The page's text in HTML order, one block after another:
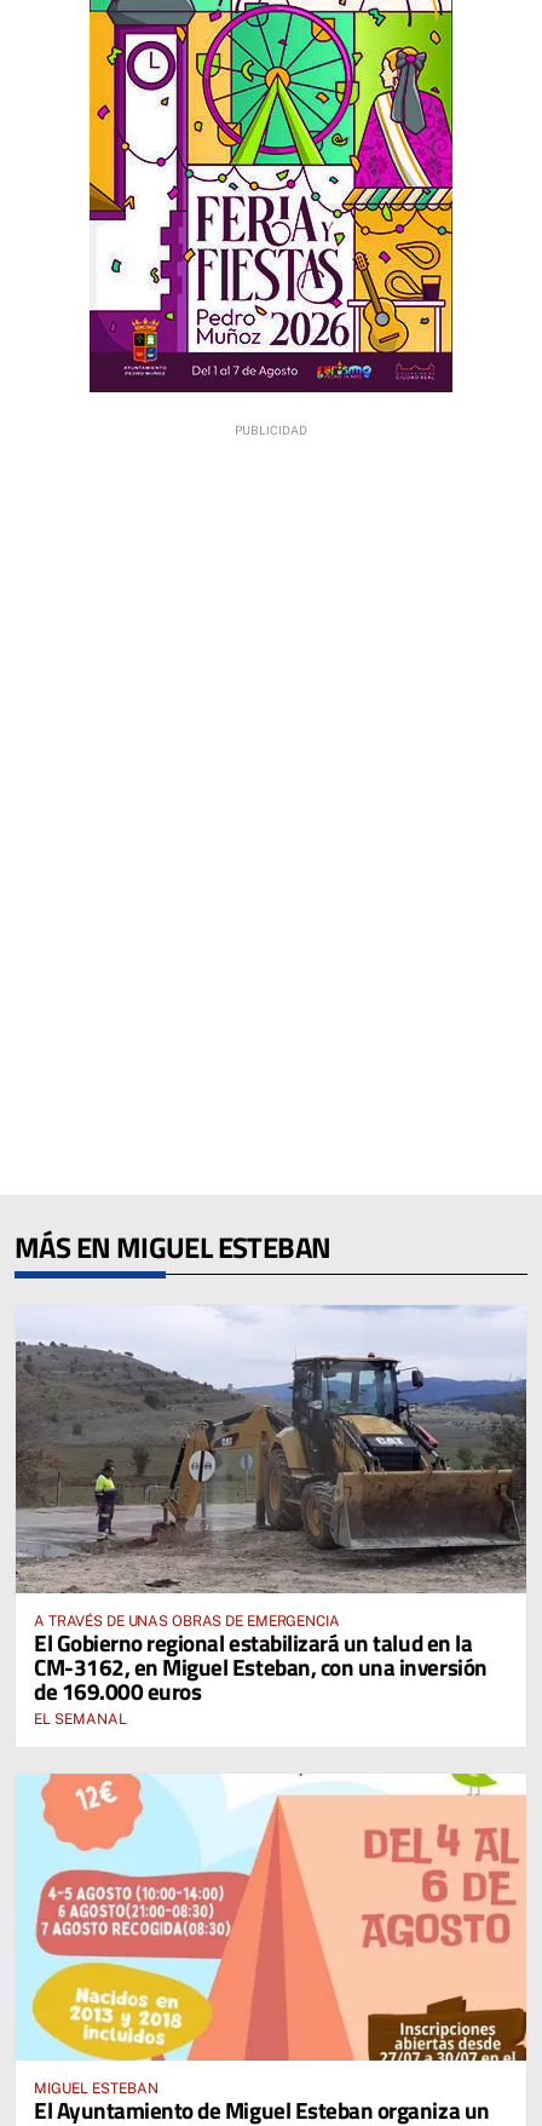
MÁS EN MIGUEL ESTEBAN
A TRAVÉS DE UNAS OBRAS DE EMERGENCIA
El Gobierno regional estabilizará un talud en la
CM-3162, en Miguel Esteban, con una inversión
de 169.000 euros
EL SEMANAL
MIGUEL ESTEBAN
El Ayuntamiento de Miguel Esteban organiza un